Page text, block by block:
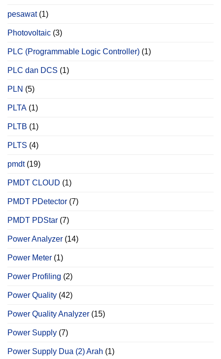
pesawat(1)
Photovoltaic (3)
PLC (Programmable Logic Controller) (1)
PLC dan DCS (1)
PLN (5)
PLTA (1)
PLTB (1)
PLTS (4)
pmdt(19)
PMDT CLOUD (1)
PMDT PDetector (7)
PMDT PDStar (7)
Power Analyzer (14)
Power Meter (1)
Power Profiling (2)
Power Quality (42)
Power Quality Analyzer (15)
Power Supply (7)
Power Supply Dua (2) Arah (1)